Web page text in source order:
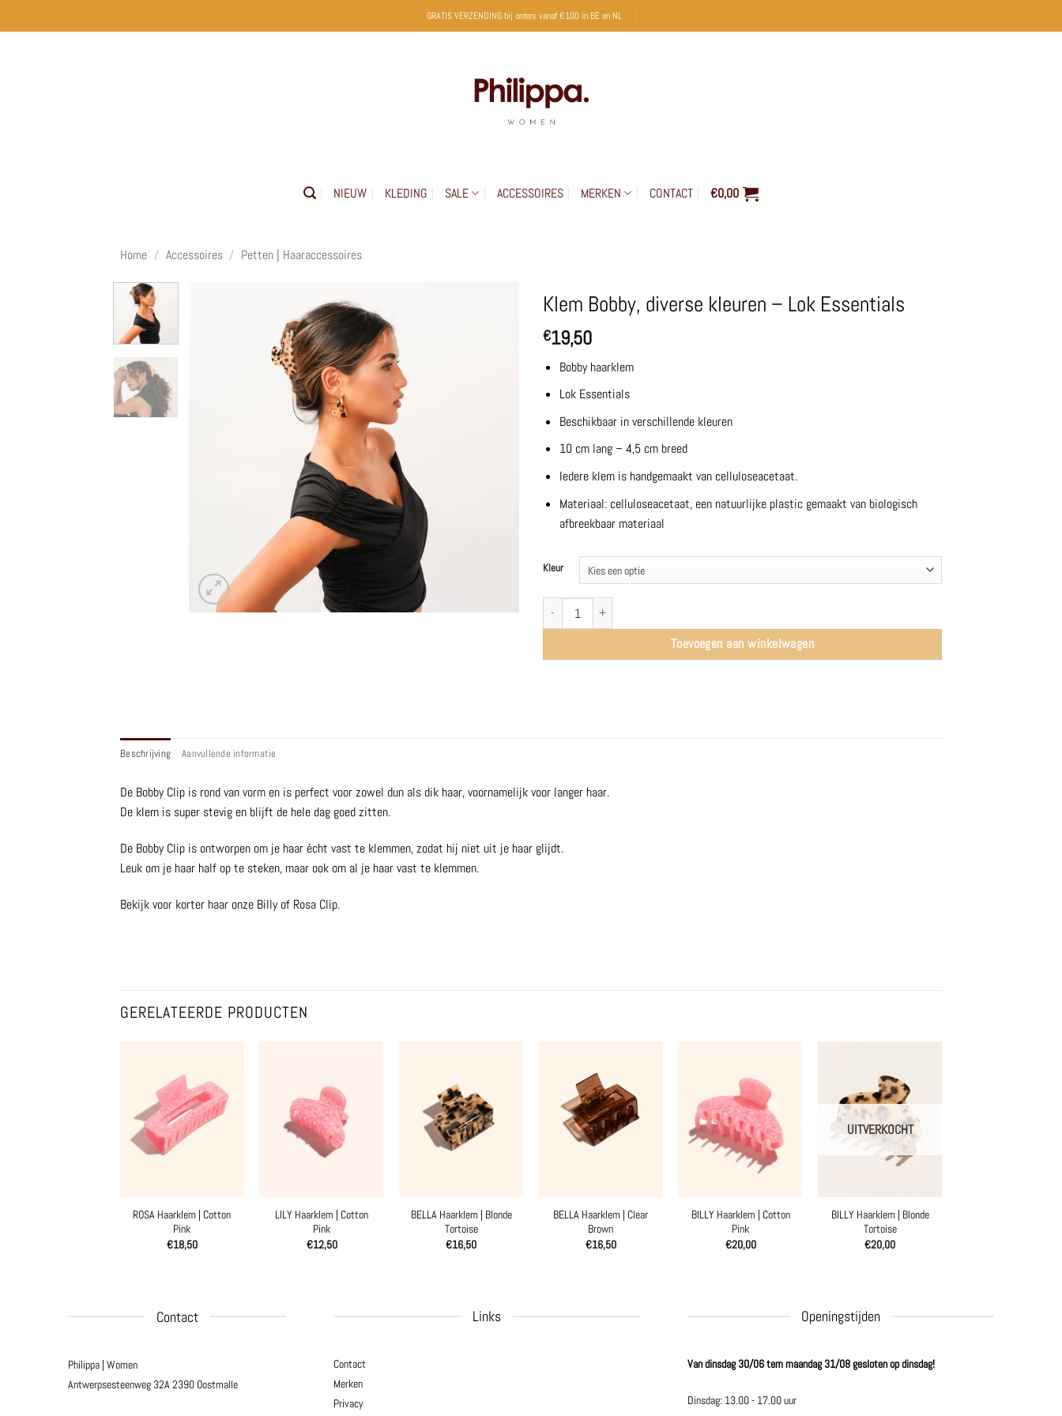
naar
GRATIS VERZENDING bij orders vanaf €100 in BE en NL
NIEUW KLEDING SALE ACCESSOIRES MERKEN CONTACT €0,00
Home / Accessoires / Petten | Haaraccessoires
Klem Bobby, diverse kleuren – Lok Essentials
€19,50
Bobby haarklem
Lok Essentials
Beschikbaar in verschillende kleuren
10 cm lang – 4,5 cm breed
Iedere klem is handgemaakt van celluloseacetaat.
Materiaal: celluloseacetaat, een natuurlijke plastic gemaakt van biologisch
afbreekbaar materiaal
Kleur
Klem Bobby, diverse kleuren - Lok Essentials aantal
Toevoegen aan winkelwagen
Beschrijving Aanvullende informatie
De Bobby Clip is rond van vorm en is perfect voor zowel dun als dik haar, voornamelijk voor langer haar.
De klem is super stevig en blijft de hele dag goed zitten.
De Bobby Clip is ontworpen om je haar écht vast te klemmen, zodat hij niet uit je haar glijdt.
Leuk om je haar half op te steken, maar ook om al je haar vast te klemmen.
Bekijk voor korter haar onze Billy of Rosa Clip.
GERELATEERDE PRODUCTEN
ROSA Haarklem | Cotton
Pink
€18,50
LILY Haarklem | Cotton
Pink
€12,50
BELLA Haarklem | Blonde
Tortoise
€16,50
BELLA Haarklem | Clear
Brown
€16,50
BILLY Haarklem | Cotton
Pink
€20,00
UITVERKOCHT
BILLY Haarklem | Blonde
Tortoise
€20,00
Contact
Philippa | Women
Antwerpsesteenweg 32A2390 Oostmalle
Links
Contact
Merken
Privacy
Openingstijden
Van dinsdag 30/06 tem maandag 31/08 gesloten op dinsdag!
Dinsdag: 13.00 - 17.00 uur